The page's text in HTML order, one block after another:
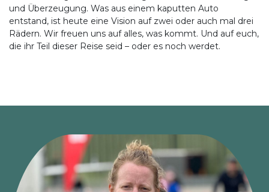
und Überzeugung. Was aus einem kaputten Auto
entstand, ist heute eine Vision auf zwei oder auch mal drei
Rädern. Wir freuen uns auf alles, was kommt. Und auf euch,
die ihr Teil dieser Reise seid – oder es noch werdet.